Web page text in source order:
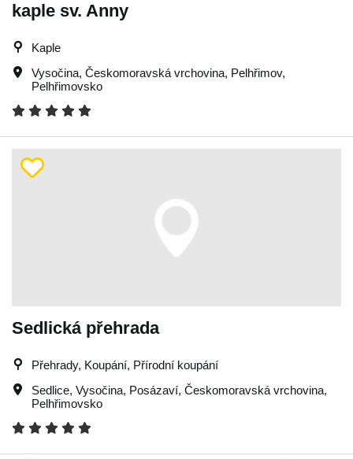
kaple sv. Anny
Kaple
Vysočina, Českomoravská vrchovina, Pelhřimov,
Pelhřimovsko
Sedlická přehrada
Přehrady, Koupání, Přírodní koupání
Sedlice, Vysočina, Posázaví, Českomoravská vrchovina,
Pelhřimovsko